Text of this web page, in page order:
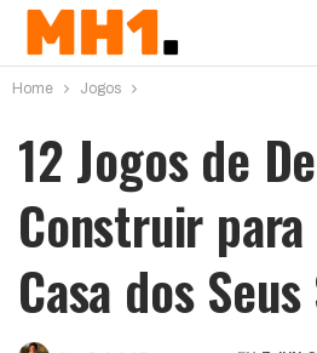
Home Jogos
12 Jogos de
Construir
Casa dos